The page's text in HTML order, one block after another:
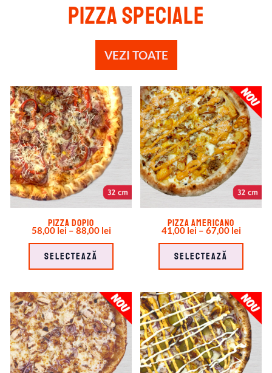
Pizza speciale
VEZI TOATE
Pizza Dopio
58,00 lei – 88,00 lei
Selectează
Pizza Americano
41,00 lei – 67,00 lei
Selectează